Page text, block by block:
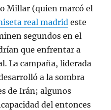
Millar (quien marcó el
real madrideste
segundos en el
que enfrentar a
La campaña, liderada
a la sombra
de Irán; algunos
del entonces